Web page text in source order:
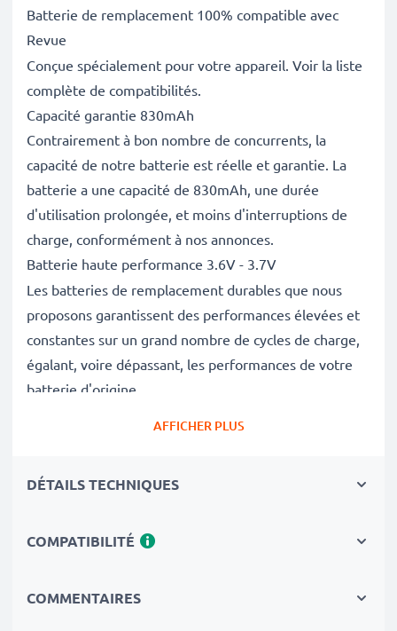
Batterie de remplacement 100% compatible avec
Revue
Conçue spécialement pour votre appareil. Voir la liste
complète de compatibilités.
Capacité garantie 830mAh
Contrairement à bon nombre de concurrents, la
capacité de notre batterie est réelle et garantie. La
batterie a une capacité de 830mAh, une durée
d'utilisation prolongée, et moins d'interruptions de
charge, conformément à nos annonces.
Batterie haute performance 3.6V - 3.7V
Les batteries de remplacement durables que nous
proposons garantissent des performances élevées et
constantes sur un grand nombre de cycles de charge,
égalant, voire dépassant, les performances de votre
batterie d'origine.
de contrôles de qualité stricts et rigoureux afin de
Le choix durable
celui de l'appareil. C'est le choix le plus avisé,
AFFICHER PLUS
DÉTAILS TECHNIQUES
COMPATIBILITÉ
COMMENTAIRES